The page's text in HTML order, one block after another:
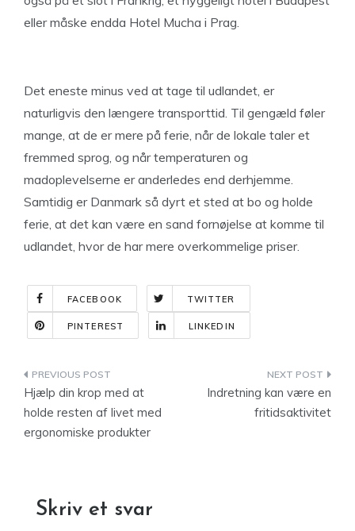
eller måske endda Hotel Mucha i Prag.
Det eneste minus ved at tage til udlandet, er
naturligvis den længere transporttid. Til gengæld føler
mange, at de er mere på ferie, når de lokale taler et
fremmed sprog, og når temperaturen og
madoplevelserne er anderledes end derhjemme.
Samtidig er Danmark så dyrt et sted at bo og holde
ferie, at det kan være en sand fornøjelse at komme til
udlandet, hvor de har mere overkommelige priser.
FACEBOOK TWITTER
PINTEREST LINKEDIN
Indlægsnavigation
Hjælp din krop med at
holde resten af livet med
ergonomiske produkter
Indretning kan være en
fritidsaktivitet
Skriv et svar